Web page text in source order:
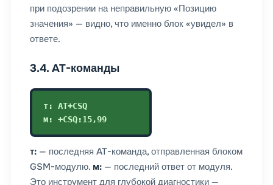
при подозрении на неправильную «Позицию
значения» — видно, что именно блок «увидел» в
ответе.
3.4. AT-команды
т: AT+CSQ
м: +CSQ:15,99
т: — последняя AT-команда, отправленная блоком
GSM-модулю. м: — последний ответ от модуля.
Это инструмент для глубокой диагностики —